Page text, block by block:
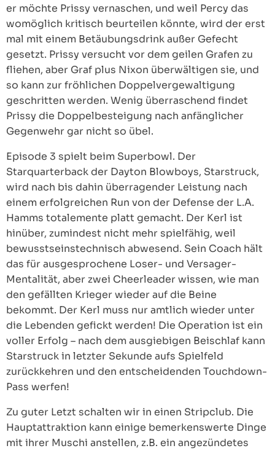
er möchte Prissy vernaschen, und weil Percy das
womöglich kritisch beurteilen könnte, wird der erst
mal mit einem Betäubungsdrink außer Gefecht
gesetzt. Prissy versucht vor dem geilen Grafen zu
fliehen, aber Graf plus Nixon überwältigen sie, und
so kann zur fröhlichen Doppelvergewaltigung
geschritten werden. Wenig überraschend findet
Prissy die Doppelbesteigung nach anfänglicher
Gegenwehr gar nicht so übel.
Episode 3 spielt beim Superbowl. Der
Starquarterback der Dayton Blowboys, Starstruck,
wird nach bis dahin überragender Leistung nach
einem erfolgreichen Run von der Defense der L.A.
Hamms totalemente platt gemacht. Der Kerl ist
hinüber, zumindest nicht mehr spielfähig, weil
bewusstseinstechnisch abwesend. Sein Coach hält
das für ausgesprochene Loser- und Versager-
Mentalität, aber zwei Cheerleader wissen, wie man
den gefällten Krieger wieder auf die Beine
bekommt. Der Kerl muss nur amtlich wieder unter
die Lebenden gefickt werden! Die Operation ist ein
voller Erfolg – nach dem ausgiebigen Beischlaf kann
Starstruck in letzter Sekunde aufs Spielfeld
zurückkehren und den entscheidenden Touchdown-
Pass werfen!
Zu guter Letzt schalten wir in einen Stripclub. Die
Hauptattraktion kann einige bemerkenswerte Dinge
mit ihrer Muschi anstellen, z.B. ein angezündetes